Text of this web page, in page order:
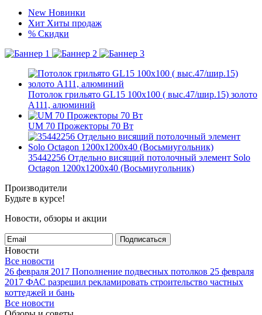
New Новинки
Хит Хиты продаж
% Скидки
Потолок грильято GL15 100х100 ( выс.47/шир.15) золото
А111, алюминий
UM 70 Прожекторы 70 Вт
35442256 Отдельно висящий потолочный элемент Solo
Octagon 1200x1200x40 (Восьмиугольник)
Производители
Будьте в курсе!
Новости, обзоры и акции
Подписаться
Новости
Все новости
26 февраля 2017 Пополнение подвесных потолков 25 февраля
2017 ФАС разрешил рекламировать строительство частных
коттеджей и бань
Все новости